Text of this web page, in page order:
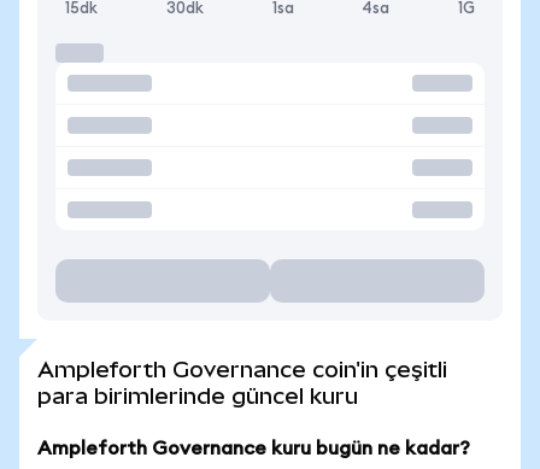
15dk 30dk 1sa 4sa 1G
Ampleforth Governance coin'in çeşitli
para birimlerinde güncel kuru
Ampleforth Governance kuru bugün ne kadar?